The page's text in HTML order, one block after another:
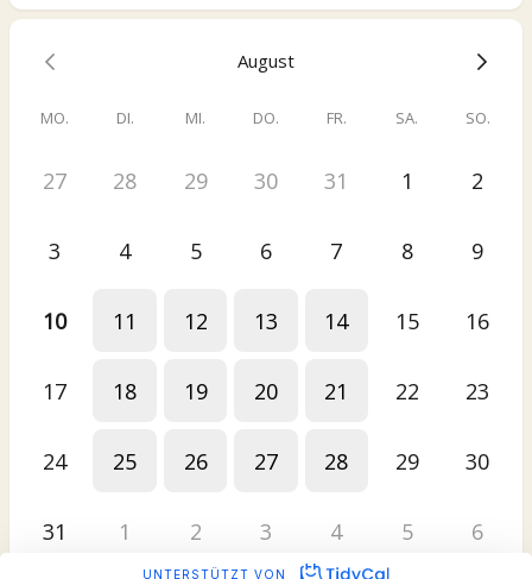
August
MO. DI. MI. DO. FR. SA. SO.
27 28 29 30 31 1 2
3 4 5 6 7 8 9
10 11 12 13 14 15 16
17 18 19 20 21 22 23
24 25 26 27 28 29 30
31 1 2 3 4 5 6
UNTERSTÜTZT VON